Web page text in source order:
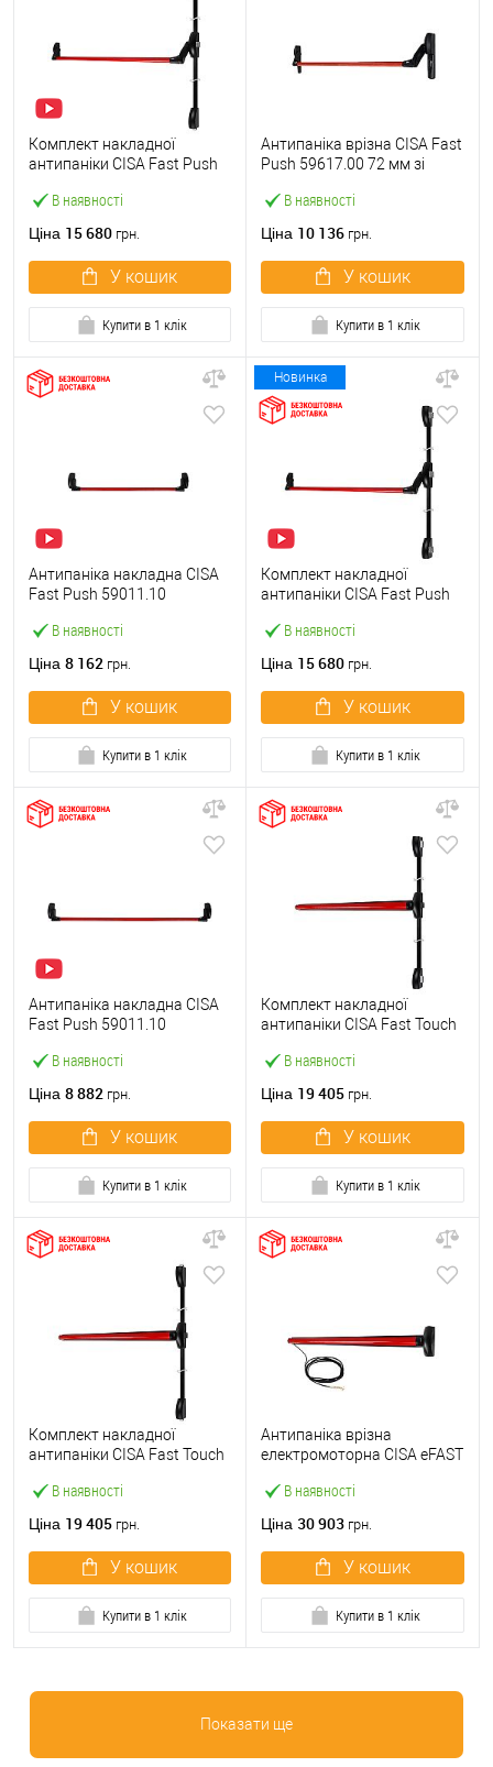
В наявності
Комплект накладної
антипаніки CISA Fast Push
точковий вверх-вниз
Ціна 15 680 грн.
У кошик
Купити в 1 клік
В наявності
Антипаніка врізна CISA Fast
Push 59617.00 72 мм зі
Ціна 10 136 грн.
У кошик
Купити в 1 клік
В наявності
Антипаніка накладна CISA
Fast Push 59011.10
штангою 900 мм червона
Ціна 8 162 грн.
У кошик
Купити в 1 клік
Новинка
В наявності
Комплект накладної
антипаніки CISA Fast Push
точковий вбік червона
Ціна 15 680 грн.
У кошик
Купити в 1 клік
В наявності
Антипаніка накладна CISA
Fast Push 59011.10
штангою 1500 мм червона
Ціна 8 882 грн.
У кошик
Купити в 1 клік
В наявності
Комплект накладної
антипаніки CISA Fast Touch
точковий вбік червона
Ціна 19 405 грн.
У кошик
Купити в 1 клік
В наявності
Комплект накладної
антипаніки CISA Fast Touch
точковий вверх-вниз
Ціна 19 405 грн.
У кошик
Купити в 1 клік
В наявності
Антипаніка врізна
електромоторна CISA eFAST
Ціна 30 903 грн.
У кошик
Купити в 1 клік
Показати ще